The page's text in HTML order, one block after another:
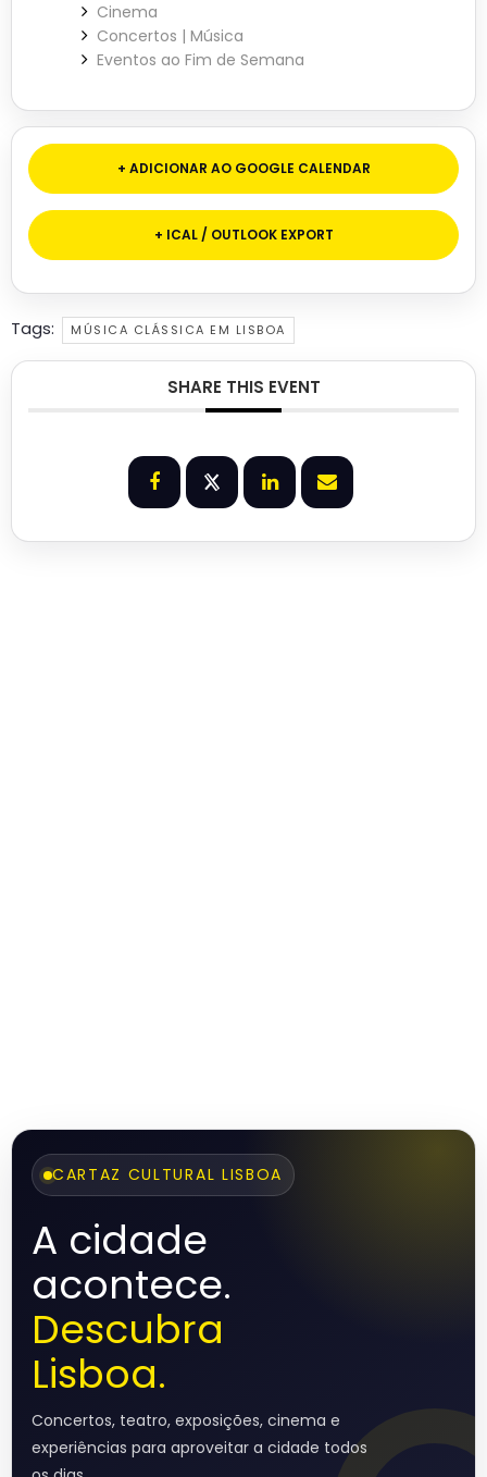
Cinema
Concertos | Música
Eventos ao Fim de Semana
+ ADICIONAR AO GOOGLE CALENDAR
+ ICAL / OUTLOOK EXPORT
Tags: MÚSICA CLÁSSICA EM LISBOA
SHARE THIS EVENT
CARTAZ CULTURAL LISBOA
A cidade
acontece.
Descubra
Lisboa.
Concertos, teatro, exposições, cinema e
experiências para aproveitar a cidade todos